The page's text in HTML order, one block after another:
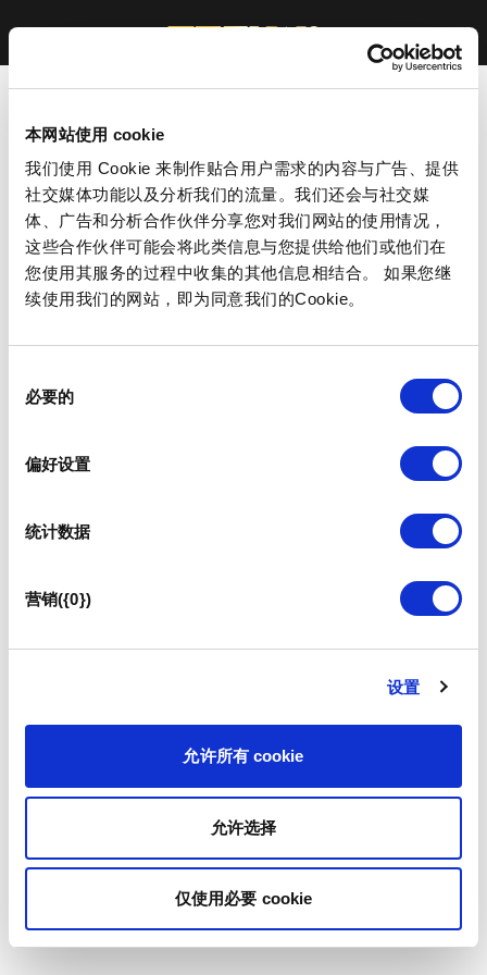
本网站使用 cookie
我们使用 Cookie 来制作贴合用户需求的内容与广告、提供
社交媒体功能以及分析我们的流量。我们还会与社交媒
体、广告和分析合作伙伴分享您对我们网站的使用情况，
这些合作伙伴可能会将此类信息与您提供给他们或他们在
您使用其服务的过程中收集的其他信息相结合。 如果您继
续使用我们的网站，即为同意我们的Cookie。
必要的
偏好设置
统计数据
营销({0})
设置
允许所有 cookie
允许选择
仅使用必要 cookie